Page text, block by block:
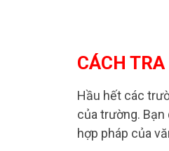
CÁCH
Hầu hết các
của trường. Bạn
hợp pháp của